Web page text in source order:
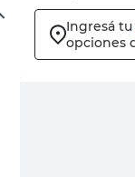
Ingresá tu
opciones